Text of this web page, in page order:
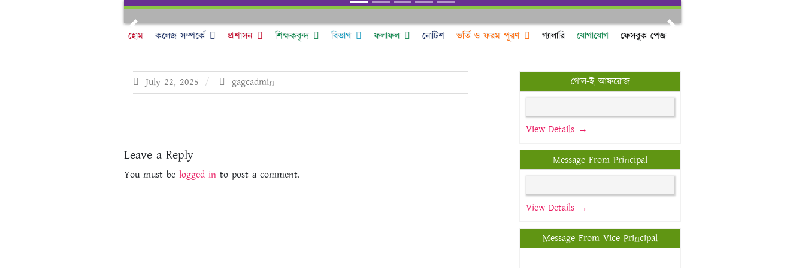
Previous
হোম কলেজ সম্পর্কে প্রশাসন শিক্ষকবৃন্দ বিভাগ ফলাফল নোটিশ ভর্তি ও ফরম পূরণ গ্যালারি যোগাযোগ ফেসবুক পেজ
July 22, 2025 gagcadmin
Leave a Reply
You must belogged in to post a comment.
গোল-ই আফরোজ
View Details →
Message From Principal
View Details →
Message From Vice Principal